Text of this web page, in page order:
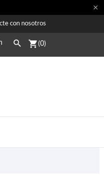

con nosotros
 shopping_cart(0)